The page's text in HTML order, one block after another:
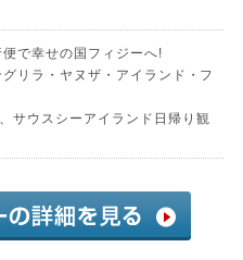
で幸せの国フィジーへ!
リラ・ヤヌザ・アイランド・フ
サウスシーアイランド日帰り観